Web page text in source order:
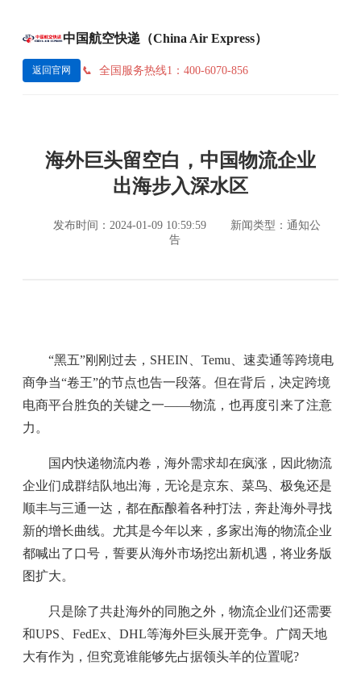
中国航空快递（China Air Express）
返回官网 全国服务热线1：400-6070-856
海外巨头留空白，中国物流企业
出海步入深水区
发布时间：2024-01-09 10:59:59
新闻类型：通知公
告
“黑五”刚刚过去，SHEIN、Temu、速卖通等跨境电
商争当“卷王”的节点也告一段落。但在背后，决定跨境
电商平台胜负的关键之一——物流，也再度引来了注意
力。
国内快递物流内卷，海外需求却在疯涨，因此物流
企业们成群结队地出海，无论是京东、菜鸟、极兔还是
顺丰与三通一达，都在酝酿着各种打法，奔赴海外寻找
新的增长曲线。尤其是今年以来，多家出海的物流企业
都喊出了口号，誓要从海外市场挖出新机遇，将业务版
图扩大。
只是除了共赴海外的同胞之外，物流企业们还需要
和UPS、FedEx、DHL等海外巨头展开竞争。广阔天地
大有作为，但究竟谁能够先占据领头羊的位置呢?